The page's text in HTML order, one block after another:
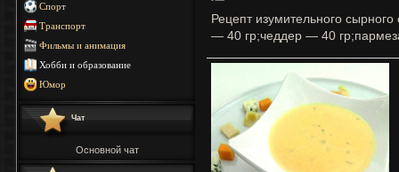
Спорт
Транспорт
Фильмы и анимация
Хобби и образование
Юмор
Чат
Основной чат
Рецепт изумительного
— 40 гр;чеддер — 40